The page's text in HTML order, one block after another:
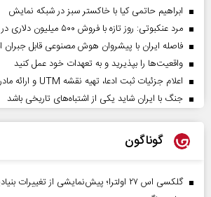
ابراهیم حاتمی کیا با خاکستر سبز در شبکه نمایش
مرد عنکبوتی: روز تازه با فروش ۵۰۰ میلیون دلاری در آمریکا رکوردشکنی کرد
فاصله ایران با پیشرو‌ان هوش مصنوعی قابل
واقعیت‌ها را بپذیرید و به تعهدات خود عمل کنید
اعلام جزئیات ثبت ادعا، تهیه نقشه UTM و ارائه مادر سند
جنگ با ایران شاید یکی از اشتباه‌های تاریخی باشد
گوناگون
گلکسی اس ۲۷ اولترا؛ پیش‌نمایشی از